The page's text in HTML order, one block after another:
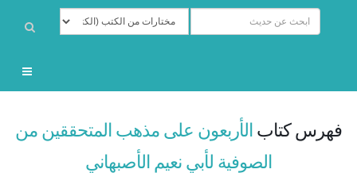
فهرس كتاب الأربعون على مذهب المتحققين من
الصوفية لأبي نعيم الأصبهاني